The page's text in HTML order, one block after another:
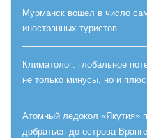
Мурманск вошел в число
иностранных туристов
Климатолог: глобальное
не только минусы, но и
Атомный ледокол «Якутия»
добраться до острова